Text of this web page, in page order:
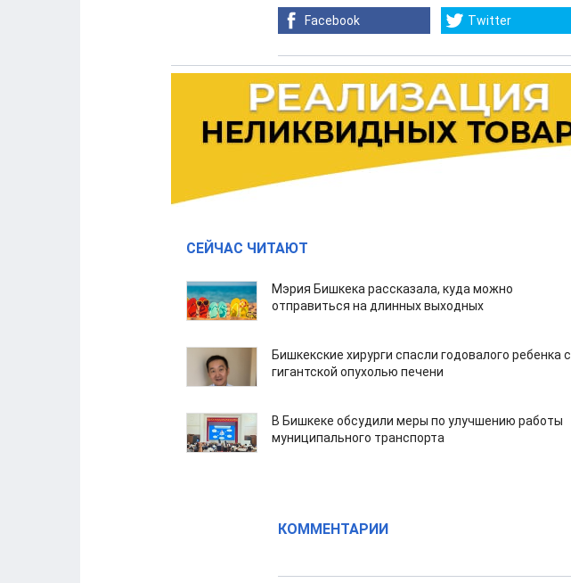
Facebook Twitter
СЕЙЧАС ЧИТАЮТ
Мэрия Бишкека рассказала, куда можно
отправиться на длинных выходных
Бишкекские хирурги спасли годовалого ребенка с
гигантской опухолью печени
В Бишкеке обсудили меры по улучшению работы
муниципального транспорта
КОММЕНТАРИИ